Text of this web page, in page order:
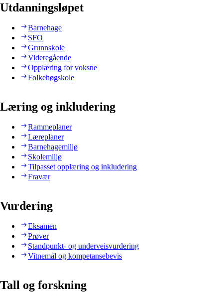
Utdanningsløpet
Barnehage
SFO
Grunnskole
Videregående
Opplæring for voksne
Folkehøgskole
Læring og inkludering
Rammeplaner
Læreplaner
Barnehagemiljø
Skolemiljø
Tilpasset opplæring og inkludering
Fravær
Vurdering
Eksamen
Prøver
Standpunkt- og underveisvurdering
Vitnemål og kompetansebevis
Tall og forskning